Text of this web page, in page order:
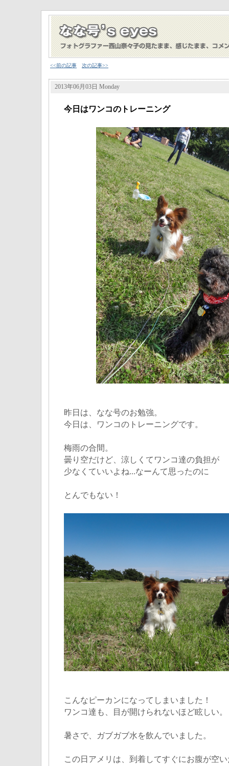
<<前の記事 次の記事>>
2013年06月03日 Monday
今日はワンコのトレーニング
昨日は、なな号のお勉強。
今日は、ワンコのトレーニングです。
梅雨の合間。
曇り空だけど、涼しくてワンコ達の負担が
少なくていいよね...なーんて思ったのに
とんでもない！
こんなピーカンになってしまいました！
ワンコ達も、目が開けられないほど眩しい。
暑さで、ガブガブ水を飲んでいました。
この日アメリは、到着してすぐにお腹が空